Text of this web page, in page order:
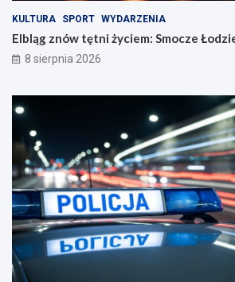
n
d
r
a
c
!
KULTURA SPORT WYDARZENIA
Elbląg znów tętni życiem: Smocze
8 sierpnia 2026